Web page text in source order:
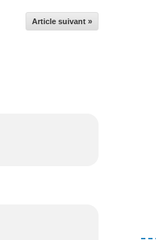
Article suivant »